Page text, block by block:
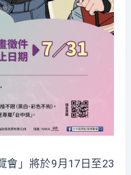
會」將於9月17日至23